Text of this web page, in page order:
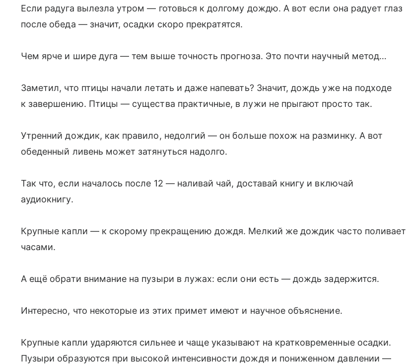
Если радуга вылезла утром — готовься к долгому дождю. А вот если она радует глаз
после обеда — значит, осадки скоро прекратятся.
Чем ярче и шире дуга — тем выше точность прогноза. Это почти научный метод…
Заметил, что птицы начали летать и даже напевать? Значит, дождь уже на подходе
к завершению. Птицы — существа практичные, в лужи не прыгают просто так.
Утренний дождик, как правило, недолгий — он больше похож на разминку. А вот
обеденный ливень может затянуться надолго.
Так что, если началось после 12 — наливай чай, доставай книгу и включай
аудиокнигу.
Крупные капли — к скорому прекращению дождя. Мелкий же дождик часто поливает
часами.
А ещё обрати внимание на пузыри в лужах: если они есть — дождь задержится.
Интересно, что некоторые из этих примет имеют и научное объяснение.
Крупные капли ударяются сильнее и чаще указывают на кратковременные осадки.
Пузыри образуются при высокой интенсивности дождя и пониженном давлении —